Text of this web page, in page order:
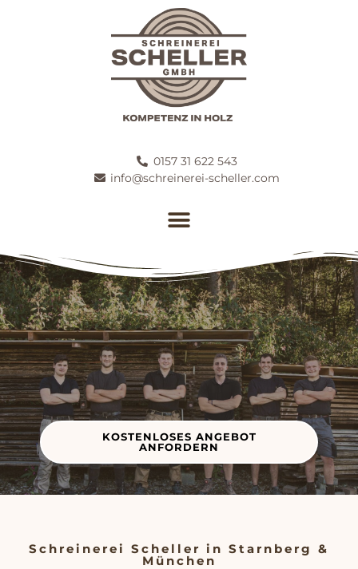
0157 31 622 543
info@schreinerei-scheller.com
KOSTENLOSES ANGEBOT
ANFORDERN
Schreinerei Scheller in Starnberg &
München